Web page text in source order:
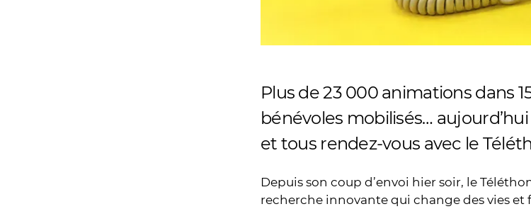
Plus de 23 000 animations dans
bénévoles mobilisés…
et tous rendez-vous avec le
Depuis son coup d’envoi hier soir, le
recherche innovante qui change des vies et